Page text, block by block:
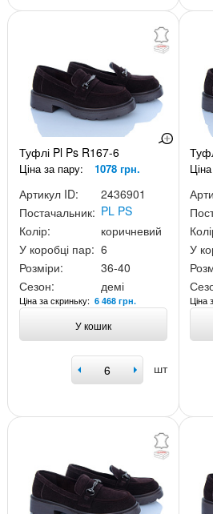
Туфлі Pl Ps R167-6
Ціна за пару: 1078 грн.
Артикул ID:
2436901
Постачальник: PL PS
Колір:
коричневий
У коробці пар: 6
Розміри:
36-40
Сезон:
демі
Ціна за скриньку: 6 468 грн.
У кошик
шт
У
Ціна